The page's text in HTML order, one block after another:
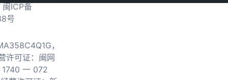
闽ICP备
号
，
许可证：闽网
一 072